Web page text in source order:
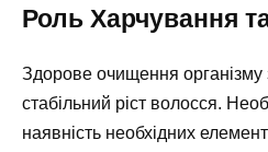
Роль Харчування та
Здорове очищення організму
стабільний ріст волосся.
наявність необхідних